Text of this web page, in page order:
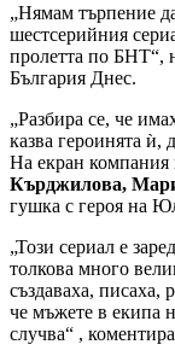
„Нямам търпение
шестсерийния
пролетта по БНТ“,
България Днес.
„Разбира се, че
казва героинята ѝ,
На екран компания
Кърджилова,
гушка с героя на
„Този сериал е
толкова много
създаваха, писаха,
че мъжете в екипа
случва“ ,